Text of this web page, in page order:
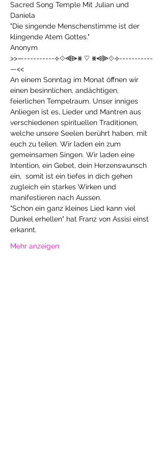
Sacred Song Temple Mit Julian und
Daniela
"Die singende Menschenstimme ist der
klingende Atem Gottes."
Anonym
>>—----------⟣⟐⫷⩥⨳ ♡ ⨳⩤⫸⟐⟢-----------
—<<
An einem Sonntag im Monat öffnen wir
einen besinnlichen, andächtigen,
feierlichen Tempelraum. Unser inniges
Anliegen ist es, Lieder und Mantren aus
verschiedenen spirituellen Traditionen,
welche unsere Seelen berührt haben, mit
euch zu teilen. Wir laden ein zum
gemeinsamen Singen. Wir laden eine
Intention, ein Gebet, dein Herzenswunsch
ein,  somit ist ein tiefes in dich gehen
zugleich ein starkes Wirken und
manifestieren nach Aussen.
"Schon ein ganz kleines Lied kann viel
Dunkel erhellen" hat Franz von Assisi einst
erkannt.
Mehr anzeigen